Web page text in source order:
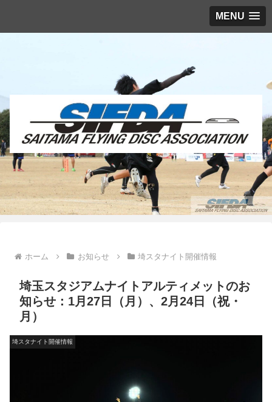
MENU
ホーム お知らせ 埼スタナイト開催情報
埼玉スタジアムナイトアルティメットのお
知らせ：1月27日（月）、2月24日（祝・
月）
埼スタナイト開催情報